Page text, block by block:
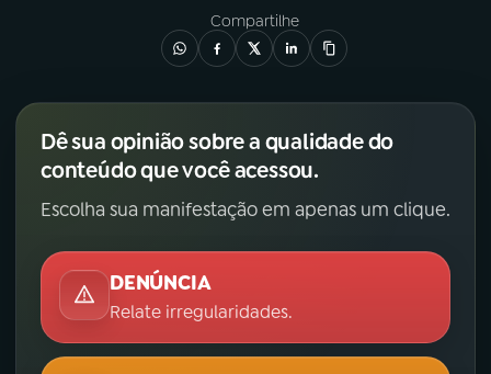
Compartilhe
Dê sua opinião sobre a qualidade do
conteúdo que você acessou.
Escolha sua manifestação em apenas um clique.
DENÚNCIA
Relate irregularidades.